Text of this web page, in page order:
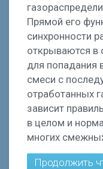
Прямой его
синхронности
открываются в
для попадания
смеси с
отработанных
зависит
в целом и
многих
Продолжить